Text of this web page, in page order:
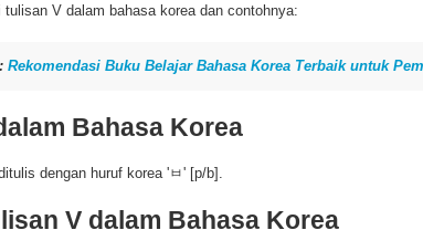
V dalam bahasa korea dan contohnya:
Rekomendasi Buku Belajar Bahasa Korea Terbaik untuk
Bahasa Korea
dengan huruf korea 'ㅂ' [p/b].
V dalam Bahasa Korea